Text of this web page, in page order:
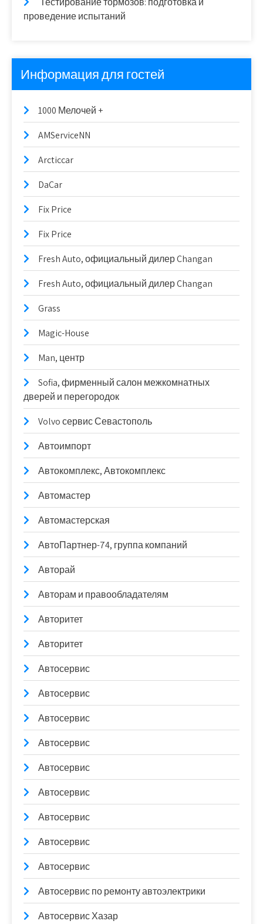
проведение испытаний
Информация для гостей
1000 Мелочей +
AMServiceNN
Arcticcar
DaCar
Fix Price
Fix Price
Fresh Auto, официальный дилер Changan
Fresh Auto, официальный дилер Changan
Grass
Magic-House
Man, центр
Sofia, фирменный салон межкомнатных
дверей и перегородок
Volvo сервис Севастополь
Автоимпорт
Автокомплекс, Автокомплекс
Автомастер
Автомастерская
АвтоПартнер-74, группа компаний
Авторай
Авторам и правообладателям
Авторитет
Авторитет
Автосервис
Автосервис
Автосервис
Автосервис
Автосервис
Автосервис
Автосервис
Автосервис
Автосервис
Автосервис по ремонту автоэлектрики
Автосервис Хазар